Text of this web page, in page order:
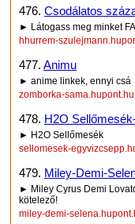
476. Csodálatos
► Látogass meg minket
hhurrem-
477. Animu
► anime linkek, ennyi csá
zomborka-sama.hupont.hu
478. H2O
► H2O Sellőmesék
sellomesek-
479. Miley-Demi-
► Miley Cyrus Demi
kötelező!
miley-demi-